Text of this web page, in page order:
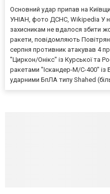
Основний удар припав на
УНІАН, фото ДСНС, Wikipedia У
захисникам не вдалося збити
ракети, повідомляють
серпня противник атакував 4
"Циркон/Онікс" із Курської та
ракетами "Іскандер-М/С-400" із
ударними БпЛА типу Shahed